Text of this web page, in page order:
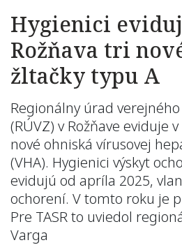
Hygienici
Rožňava tri
žltačky typu A
Regionálny úrad
(RÚVZ) v Rožňave eviduje
nové ohniská vírusovej
(VHA). Hygienici výskyt
evidujú od apríla 2025,
ochorení. V tomto roku je
Pre TASR to uviedol
Varga